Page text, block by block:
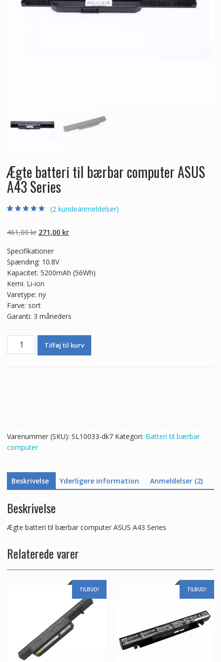
Ægte batteri til bærbar computer ASUS
A43 Series
baseret på
kundebedømmel
(2 kundeanmeldelser)
461,00kr Den
pris
var:
461,00 kr.
271,00 krDen
271,00 kr.
Specifikationer
Spænding: 10.8V
Kapacitet: 5200mAh (56Wh)
Kemi: Li-ion
Varetype: ny
Farve: sort
Garanti: 3 måneders
Ægte
antal
Tilføj til kurv
Varenummer (SKU): SL10033-dk7 Kategori: Batteri til bærbar
computer
Beskrivelse Yderligere information Anmeldelser (2)
Beskrivelse
Ægte batteri til bærbar computer ASUS A43 Series
Relaterede varer
TILBUD! TILBUD!